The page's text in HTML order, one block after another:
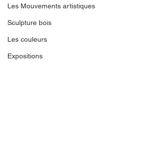
Les Mouvements artistiques
Sculpture bois
Les couleurs
Expositions